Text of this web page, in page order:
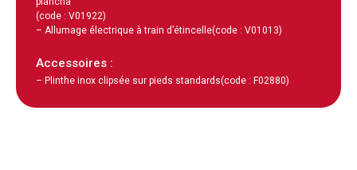
(code : V01922)
– Allumage électrique à train d’étincelle(code : V01013)
Accessoires :
– Plinthe inox clipsée sur pieds standards(code : F02880)